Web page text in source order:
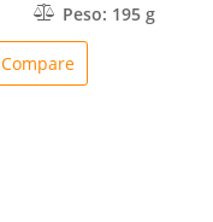
Peso: 195 g
Compare